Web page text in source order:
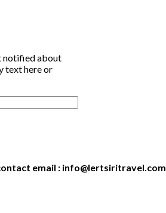
notified about
text here or
email : info@lertsiritravel.com